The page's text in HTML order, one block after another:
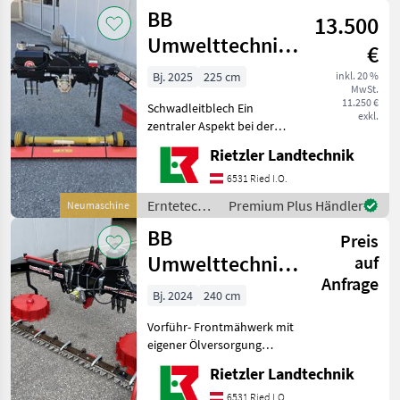
Kuchl Brennhofleh
BB
Umwelttechnik
Neumaschine
BB
Umwelttechnik
225F Pico
13.500
€
inkl. 20 %
MwSt.
11.250 €
exkl.
Bj. 2025
225 cm
Schwadleitblech Ein
zentraler Aspekt bei der
Entwicklung des SECO
DUPLEX PICO war das
geringe Gewicht. Dadurch
ist das Mähwerk optimal für
den Einsatz in anspruchsvo
Rietzler Landtechnik
6531 Ried I.O.
Erntetechnik
Grünland /
BB
Umwelttechnik
Premium Plus Händler
BB
Umwelttechnik
SECO Duplex
240F ECO
Preis
auf
Anfrage
Bj. 2024
240 cm
Vorführ- Frontmähwerk mit
eigener Ölversorgung
Arbeitsbreite 2, 4m /
Transportbreite 2, 65mRietzler Landtechnik
6531 Ried I.O.